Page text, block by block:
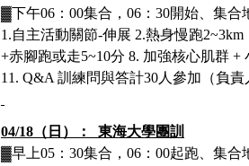
▓下午06：00集合，06：30開始、集合
1.自主活動關節-伸展 2.熱身慢跑
+赤腳跑或走5~10分 8. 加強核心肌群
11. Q&A 訓練問與答計30人參加 （負
04/18（日）： 東海大學團訓
▓早上05：30集合，06：00起跑、集